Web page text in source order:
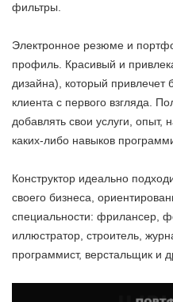
фильтры.
Электронное резюме и
профиль. Красивый и
дизайна), который привлечет
клиента с первого взгляда.
добавлять свои услуги, опыт,
каких-либо навыков
Конструктор идеально
своего бизнеса,
специальности: фрилансер,
иллюстратор, строитель,
программист, верстальщик и